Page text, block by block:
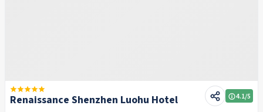
Renaissance Shenzhen Luohu Hotel 4.1/5